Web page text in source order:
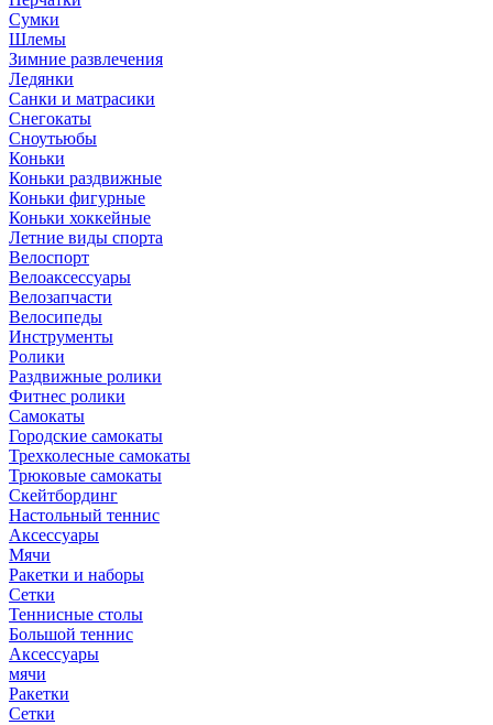
Сумки
Шлемы
Зимние развлечения
Ледянки
Санки и матрасики
Снегокаты
Сноутьюбы
Коньки
Коньки раздвижные
Коньки фигурные
Коньки хоккейные
Летние виды спорта
Велоспорт
Велоаксессуары
Велозапчасти
Велосипеды
Инструменты
Ролики
Раздвижные ролики
Фитнес ролики
Самокаты
Городские самокаты
Трехколесные самокаты
Трюковые самокаты
Скейтбординг
Настольный теннис
Аксессуары
Мячи
Ракетки и наборы
Сетки
Теннисные столы
Большой теннис
Аксессуары
мячи
Ракетки
Сетки